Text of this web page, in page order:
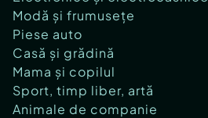
Modă și frumusețe
Piese auto
Casă și grădină
Mama și copilul
Sport, timp liber, artă
Animale de companie